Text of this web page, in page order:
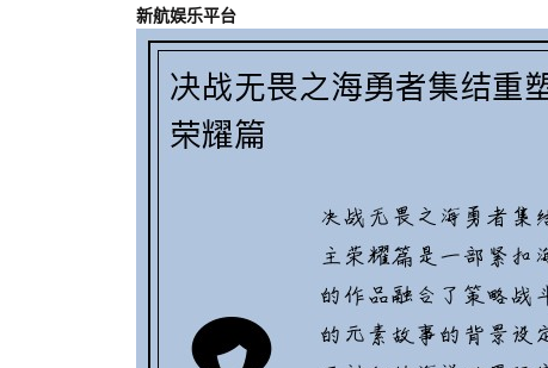
新航娱乐平台